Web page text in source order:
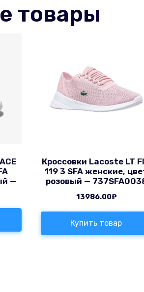
товары
—
Кроссовки Lacoste LT
119 3 SFA женские,
розовый —
13986.00₽
Купить товар